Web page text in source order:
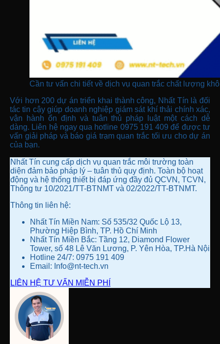
Cần tư vấn chi tiết về dịch vụ quan trắc chất lượng
Với hơn 200 dự án triển khai thành công, Nhất Tín là đối
tác tin cậy giúp doanh nghiệp giám sát khí thải chính xác,
vận hành ổn định và tuân thủ pháp luật một cách dễ
dàng. Liên hệ ngay qua hotline 0975 191 409 để được tư
vấn giải pháp và báo giá trạm quan trắc tối ưu cho dự án
của bạn.
Nhất Tín cung cấp dịch vụ quan trắc môi trường toàn
diện đảm bảo pháp lý – tuân thủ quy định. Toàn bộ hoạt
động và hệ thống thiết bị đáp ứng đầy đủ QCVN, TCVN,
Thông tư 10/2021/TT-BTNMT và 02/2022/TT-BTNMT.
Thông tin liên hệ:
Nhất Tín Miền Nam: Số 535/32 Quốc Lộ 13,
Phường Hiệp Bình, TP. Hồ Chí Minh
Nhất Tín Miền Bắc: Tầng 12, Diamond Flower
Tower, số 48 Lê Văn Lương, P. Yên Hòa, TP.Hà Nội
Hotline 24/7: 0975 191 409
Email: Info@nt-tech.vn
LIÊN HỆ TƯ VẤN MIỄN PHÍ